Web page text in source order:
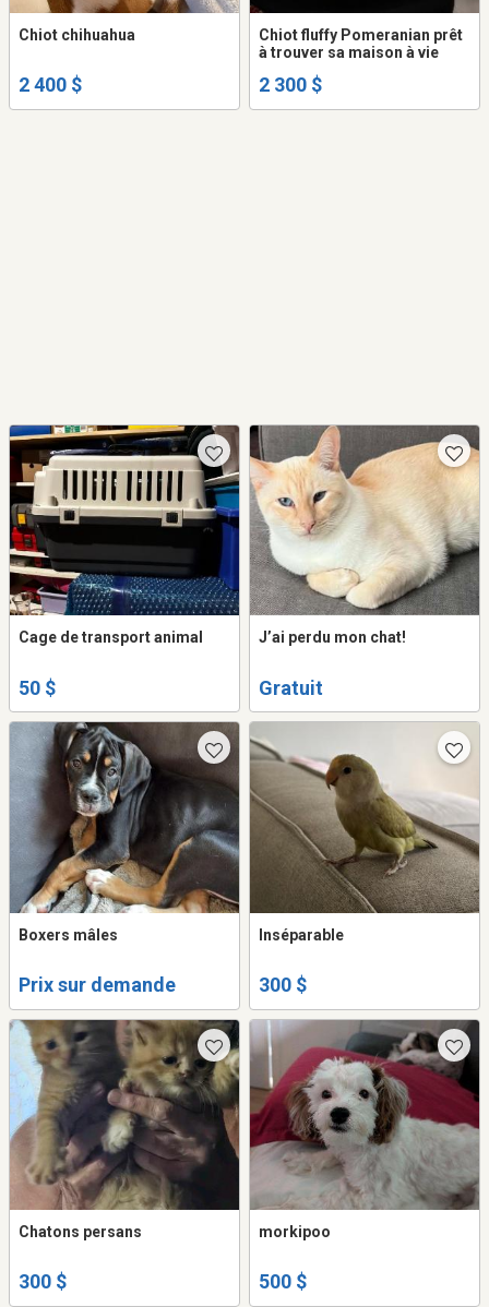
Chiot chihuahua
2 400 $
Chiot fluffy Pomeranian prêt
à trouver sa maison à vie
2 300 $
Cage de transport animal
50 $
J’ai perdu mon chat!
Gratuit
Boxers mâles
Prix sur demande
Inséparable
300 $
Chatons persans
300 $
morkipoo
500 $